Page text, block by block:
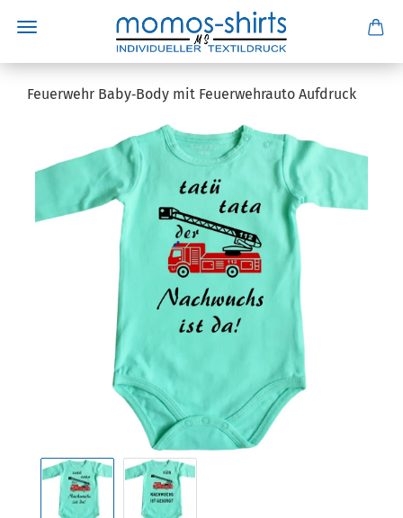
Feuerwehr Baby‑Body mit Feuerwehrauto Aufdruck